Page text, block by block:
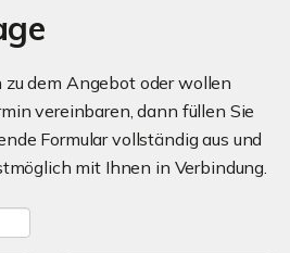
dem Angebot oder wollen
vereinbaren, dann füllen Sie
Formular vollständig aus und
mit Ihnen in Verbindung.